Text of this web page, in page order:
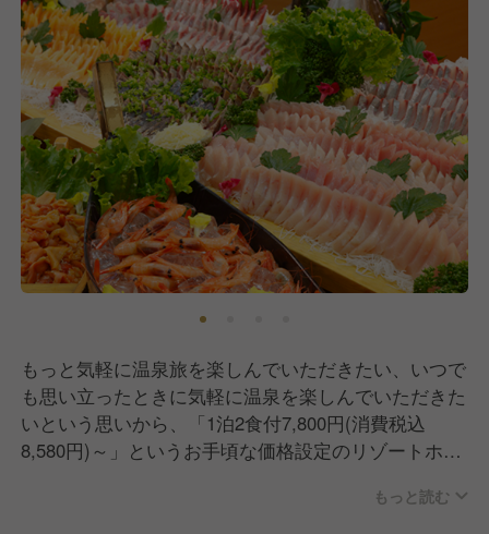
もっと気軽に温泉旅を楽しんでいただきたい、いつで
も思い立ったときに気軽に温泉を楽しんでいただきた
いという思いから、「1泊2食付7,800円(消費税込
8,580円)～」というお手頃な価格設定のリゾートホテ
朝、夕食のバイキング料理も、近隣のグループホテル
もっと読む